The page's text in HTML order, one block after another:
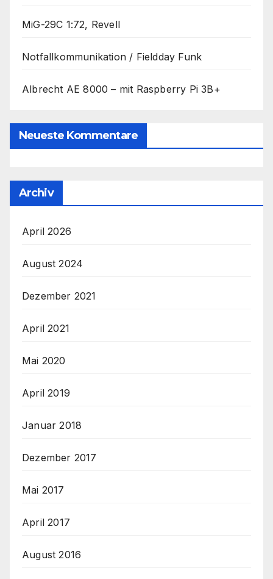
MiG-29C 1:72, Revell
Notfallkommunikation / Fieldday Funk
Albrecht AE 8000 – mit Raspberry Pi 3B+
Neueste Kommentare
Archiv
April 2026
August 2024
Dezember 2021
April 2021
Mai 2020
April 2019
Januar 2018
Dezember 2017
Mai 2017
April 2017
August 2016